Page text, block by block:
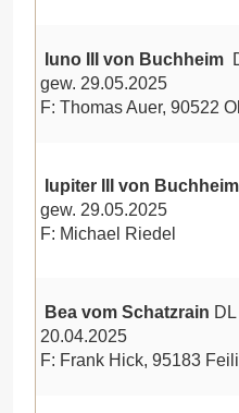
Iuno III von Buchheim
gew. 29.05.2025
F: Thomas Auer, 90522
Iupiter III von Buchheim
gew. 29.05.2025
F: Michael Riedel
Bea vom Schatzrain
20.04.2025
F: Frank Hick, 95183